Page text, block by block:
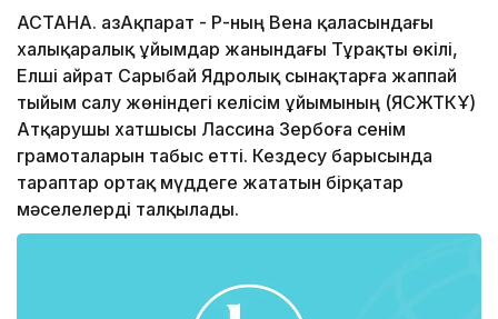
АСТАНА. ҚазАқпарат - ҚР-ның Вена қаласындағы
халықаралық ұйымдар жанындағы Тұрақты өкілі,
Елші Қайрат Сарыбай Ядролық сынақтарға жаппай
тыйым салу жөніндегі келісім ұйымының (ЯСЖТКҰ)
Атқарушы хатшысы Лассина Зербоға сенім
грамоталарын табыс етті. Кездесу барысында
тараптар ортақ мүддеге жататын бірқатар
мәселелерді талқылады.